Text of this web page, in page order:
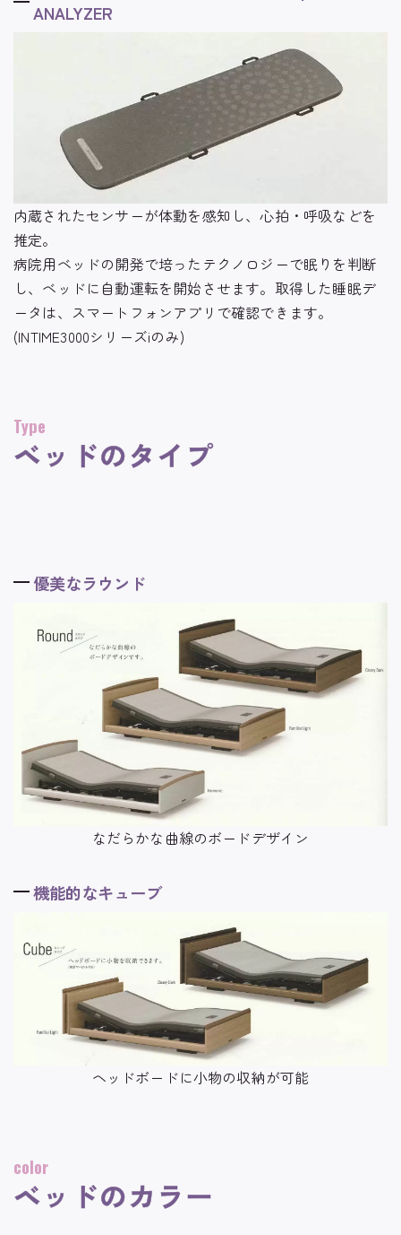
ANALYZER
内蔵されたセンサーが体動を感知し、心拍・呼吸などを
推定。
病院用ベッドの開発で培ったテクノロジーで眠りを判断
し、ベッドに自動運転を開始させます。取得した睡眠デ
ータは、スマートフォンアプリで確認できます。
(INTIME3000シリーズiのみ)
Type
ベッドのタイプ
優美なラウンド
なだらかな曲線のボードデザイン
機能的なキューブ
ヘッドボードに小物の収納が可能
color
ベッドのカラー